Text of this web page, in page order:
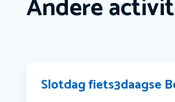
Andere
Slotdag fiets3daagse